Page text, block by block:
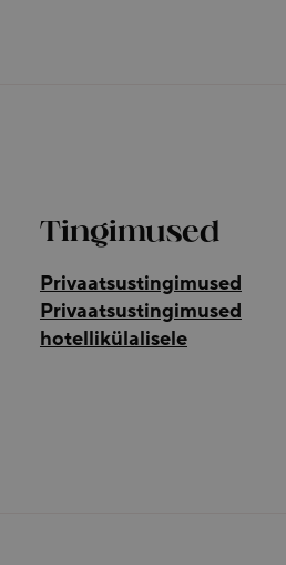
Tingimused
Privaatsustingimused
Privaatsustingimused
hotellikülalisele